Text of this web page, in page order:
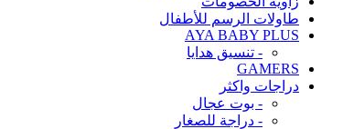
طاولات الرسم للأطفال
AYA BABY PLUS
- تنسيق هدايا
GAMERS
دراجات واكثر
- بوت عجال
- دراجة للصغار